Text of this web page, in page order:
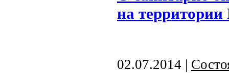
на территории
02.07.2014 |